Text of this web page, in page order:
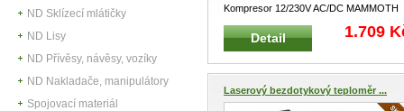
ND Sklízecí mlátičky
ND Lisy
ND Přívěsy, návěsy, vozíky
ND Nakladače, manipulátory
Spojovací materiál
Kompresor 12/230V AC/DC MAMMOTH
Vzduchový kompresor vybavený digitáln
...
Detail 1.709
Laserový bezdotykový teploměr ...